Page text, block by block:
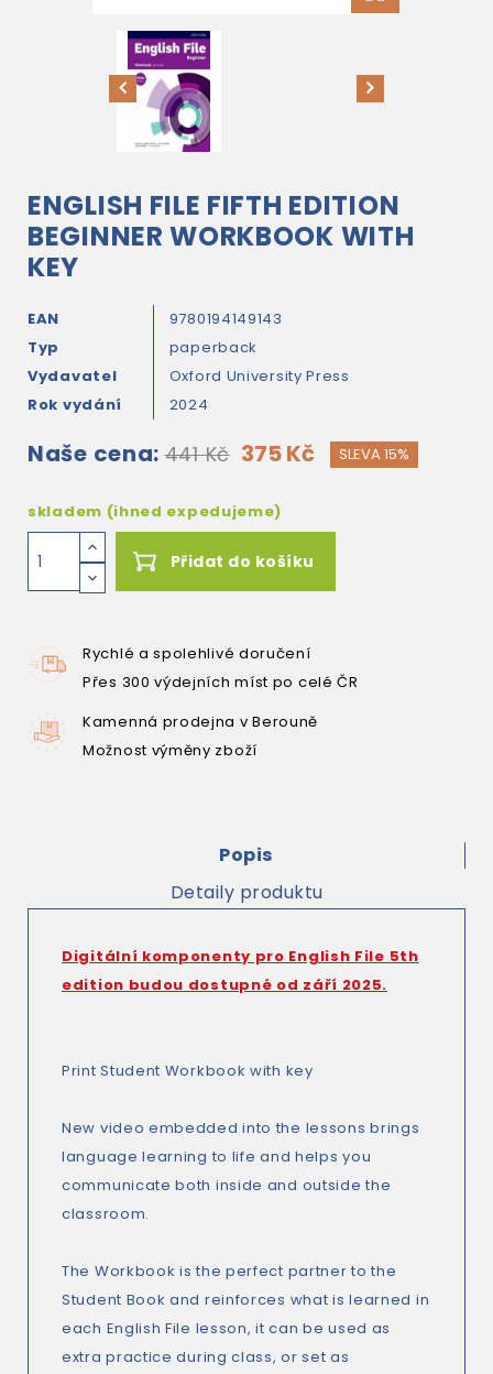
ENGLISH FILE FIFTH EDITION
BEGINNER WORKBOOK WITH
KEY
EAN
9780194149143
Typ
paperback
Vydavatel
Oxford University Press
Rok vydání
2024
Naše cena: 441 Kč 375 Kč SLEVA 15%
skladem (ihned expedujeme)
Přidat do košíku
Rychlé a spolehlivé doručení
Přes 300 výdejních míst po celé ČR
Kamenná prodejna v Berouně
Možnost výměny zboží
Popis
Detaily produktu
Digitální komponenty pro English File 5th
edition budou dostupné od září 2025.
Print Student Workbook with key
New video embedded into the lessons brings
language learning to life and helps you
communicate both inside and outside the
classroom.
The Workbook is the perfect partner to the
Student Book and reinforces what is learned in
each English File lesson, it can be used as
extra practice during class, or set as